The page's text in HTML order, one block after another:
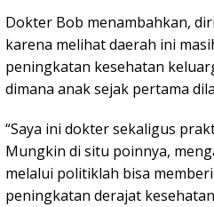
Dokter Bob menambahkan,
karena melihat daerah ini
peningkatan kesehatan
dimana anak sejak pertama
“Saya ini dokter sekaligus
Mungkin di situ poinnya,
melalui politiklah bisa
peningkatan derajat